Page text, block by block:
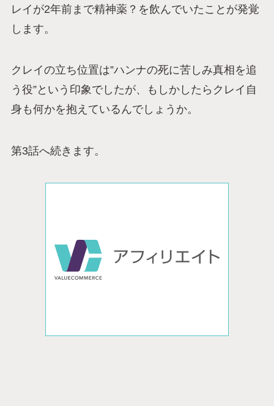
レイが2年前まで精神薬？を飲んでいたことが発覚
します。
クレイの立ち位置は”ハンナの死に苦しみ真相を追
う役”という印象でしたが、もしかしたらクレイ自
身も何かを抱えているんでしょうか。
第3話へ続きます。